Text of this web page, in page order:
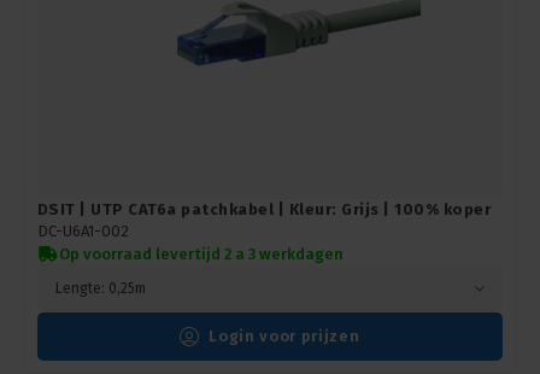
DSIT | UTP CAT6a patchkabel | Kleur: Grijs | 100% koper
DC-U6A1-002
Op voorraad levertijd 2 a 3 werkdagen
Lengte: 0,25m
Login voor prijzen